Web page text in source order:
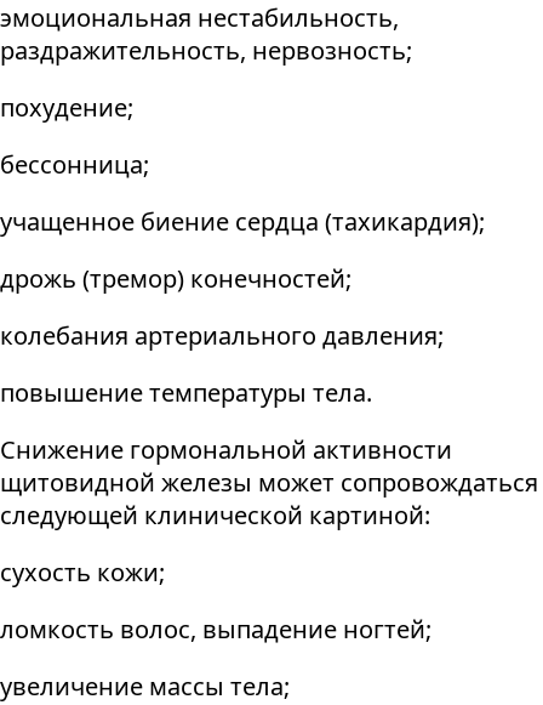
эмоциональная нестабильность,
раздражительность, нервозность;
похудение;
бессонница;
учащенное биение сердца (тахикардия);
дрожь (тремор) конечностей;
колебания артериального давления;
повышение температуры тела.
Снижение гормональной активности
щитовидной железы может сопровождаться
следующей клинической картиной:
сухость кожи;
ломкость волос, выпадение ногтей;
увеличение массы тела;